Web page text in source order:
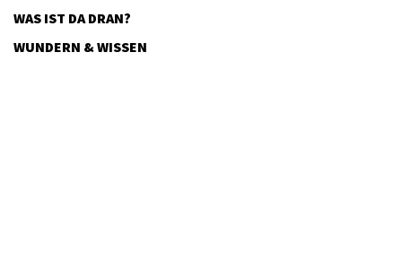
WAS IST DA DRAN?
WUNDERN & WISSEN